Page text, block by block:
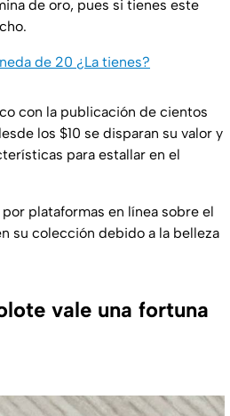
de oro, pues si tienes este
de 20 ¿La tienes?
con la publicación de cientos
los $10 se disparan su valor y
para estallar en el
plataformas en línea sobre el
su colección debido a la belleza
vale una fortuna